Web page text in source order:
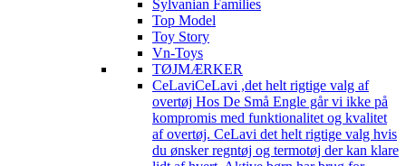
Sylvanian Families
Top Model
Toy Story
Vn-Toys
TØJMÆRKER
CeLaviCeLavi ,det helt rigtige valg af
overtøj Hos De Små Engle går vi ikke på
kompromis med funktionalitet og kvalitet
af overtøj. CeLavi det helt rigtige valg hvis
du ønsker regntøj og termotøj der kan klare